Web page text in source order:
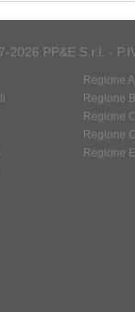
2026 PP&E S.r.l. -
Regione
Regione
Regione
Regione
Regione